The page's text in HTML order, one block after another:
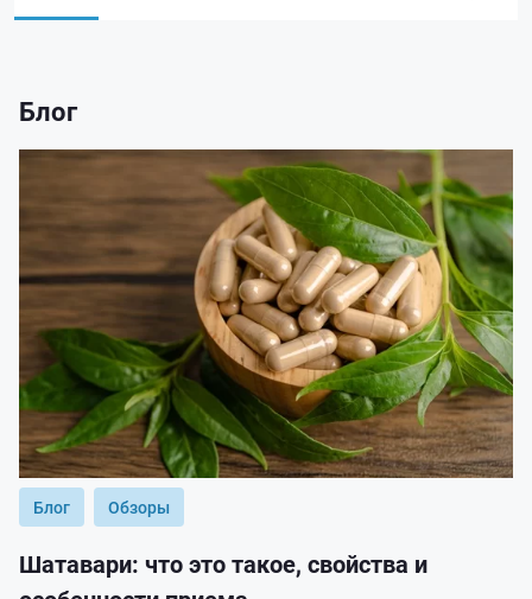
Блог
Блог Обзоры
Шатавари: что это такое, свойства и